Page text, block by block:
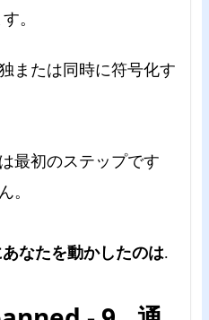
。
または同時に符号化す
最初のステップです
。
なたを動かしたのは.